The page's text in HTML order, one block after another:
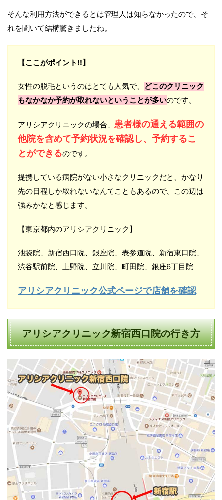
そんな利用方法ができるとは管理人は知らなかったので、そ
れを聞いて結構驚きましたね。
【ここがポイント!!】
女性の脱毛というのはとても人気で、
どこのクリニック
もなかなか予約が取れないということが多いのです。
アリシアクリニックの場合、 患者様の通える範囲の
他院を含めて予約状況を確認し、予約するこ
とができるのです。
提携している病院がない小さなクリニックだと、かなり
先の日程しか取れないなんてこともあるので、この辺は
強みかなと感じます。
【東京都内のアリシアクリニック】
池袋院、新宿西口院、銀座院、表参道院、新宿東口院、
渋谷駅前院、上野院、立川院、町田院、銀座6丁目院
アリシアクリニック公式ページで店舗を確認
アリシアクリニック新宿西口院の行き方